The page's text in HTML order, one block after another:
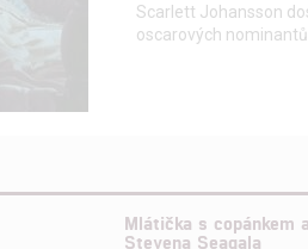
Scarlett Johansson
oscarových
Mlátička s copánkem
Stevena Seagala